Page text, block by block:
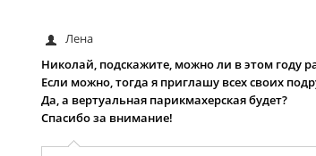
Лена
Николай, подскажите, можно ли в этом году
Если можно, тогда я приглашу всех своих
Да, а вертуальная парикмахерская будет?
Спасибо за внимание!